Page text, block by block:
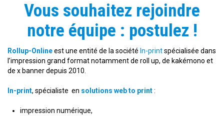
Vous souhaitez rejoindre
notre équipe : postulez !
Rollup-Onlineest une entité de la société In-printspécialisée dans
l’impression grand format notamment de roll up, de kakémono et
de x banner depuis 2010.
In-print, spécialiste en solutions web to print:
impression numérique,